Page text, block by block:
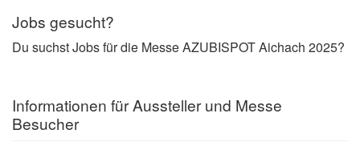
Jobs gesucht?
Du suchst Jobs für die Messe AZUBISPOT Aichach 2025?
Informationen für Aussteller und Messe
Besucher